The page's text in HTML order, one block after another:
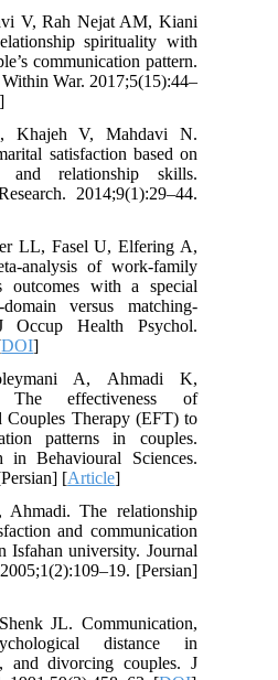
V, Rah Nejat AM, Kiani
spirituality with
communication pattern.
Within War. 2017;5(15):44–
Khajeh V, Mahdavi N.
satisfaction based on
and relationship skills.
2014;9(1):29–44.
LL, Fasel U, Elfering A,
analysis of work-family
outcomes with a special
domain versus matching-
Occup Health Psychol.
[DOI
A, Ahmadi K,
The effectiveness of
Couples Therapy (EFT) to
patterns in couples.
in Behavioural Sciences.
[Persian] [Article
Ahmadi. The relationship
and communication
Isfahan university. Journal
2005;1(2):109–19. [Persian]
JL. Communication,
distance in
and divorcing couples. J